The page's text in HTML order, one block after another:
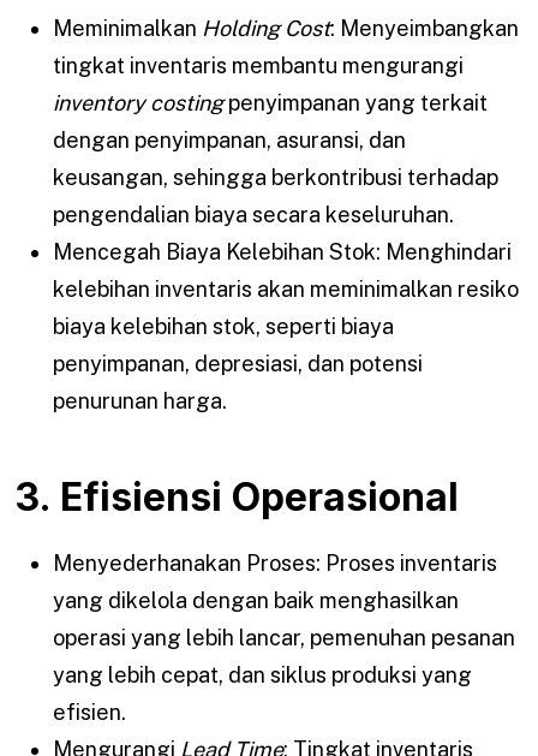
Meminimalkan Holding Cost: Menyeimbangkan
tingkat inventaris membantu mengurangi
inventory costingpenyimpanan yang terkait
dengan penyimpanan, asuransi, dan
keusangan, sehingga berkontribusi terhadap
pengendalian biaya secara keseluruhan.
Mencegah Biaya Kelebihan Stok: Menghindari
kelebihan inventaris akan meminimalkan resiko
biaya kelebihan stok, seperti biaya
penyimpanan, depresiasi, dan potensi
penurunan harga.
3. Efisiensi Operasional
Menyederhanakan Proses: Proses inventaris
yang dikelola dengan baik menghasilkan
operasi yang lebih lancar, pemenuhan pesanan
yang lebih cepat, dan siklus produksi yang
efisien.
Mengurangi Lead Time: Tingkat inventaris